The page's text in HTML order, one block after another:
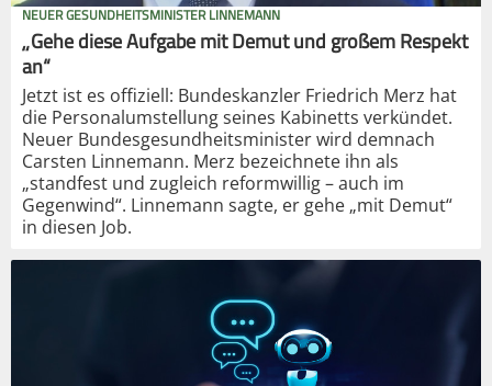
NEUER GESUNDHEITSMINISTER LINNEMANN
„Gehe diese Aufgabe mit Demut und großem Respekt
an“
Jetzt ist es offiziell: Bundeskanzler Friedrich Merz hat
die Personalumstellung seines Kabinetts verkündet.
Neuer Bundesgesundheitsminister wird demnach
Carsten Linnemann. Merz bezeichnete ihn als
„standfest und zugleich reformwillig – auch im
Gegenwind“. Linnemann sagte, er gehe „mit Demut“
in diesen Job.